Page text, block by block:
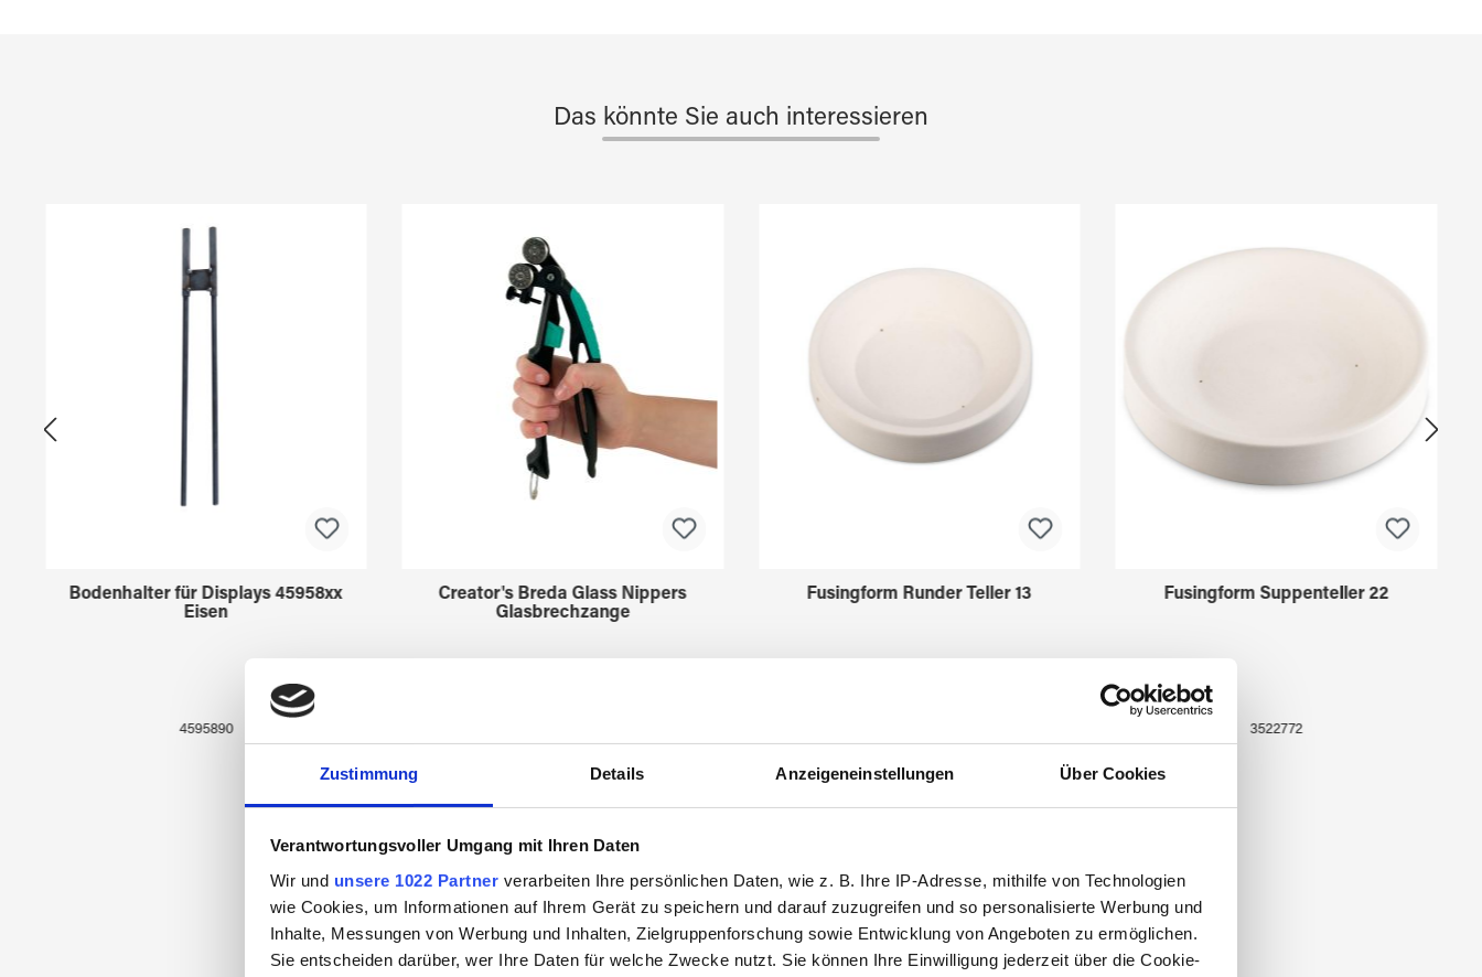
Zustimmung Details Anzeigeneinstellungen Über Cookies
Verantwortungsvoller Umgang mit Ihren Daten
Wir und unsere 1022 Partner verarbeiten Ihre persönlichen Daten, wie z. B. Ihre IP-Adresse, mithilfe von Technologien
wie Cookies, um Informationen auf Ihrem Gerät zu speichern und darauf zuzugreifen und so personalisierte Werbung und
Inhalte, Messungen von Werbung und Inhalten, Zielgruppenforschung sowie Entwicklung von Angeboten zu ermöglichen.
Sie entscheiden darüber, wer Ihre Daten für welche Zwecke nutzt. Sie können Ihre Einwilligung jederzeit über die Cookie-
Das könnte Sie auch interessieren
Bodenhalter für Displays 45958xx
Eisen
4595890
Creator's Breda Glass Nippers
Glasbrechzange
Fusingform Runder Teller 13 Fusingform Suppenteller 22
3522772
Zuletzt angesehen